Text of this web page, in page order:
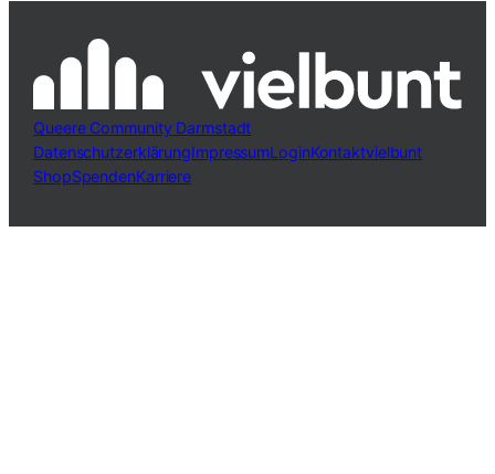
Queere Community Darmstadt
DatenschutzerklärungImpressumLoginKontaktvielbunt
ShopSpendenKarriere